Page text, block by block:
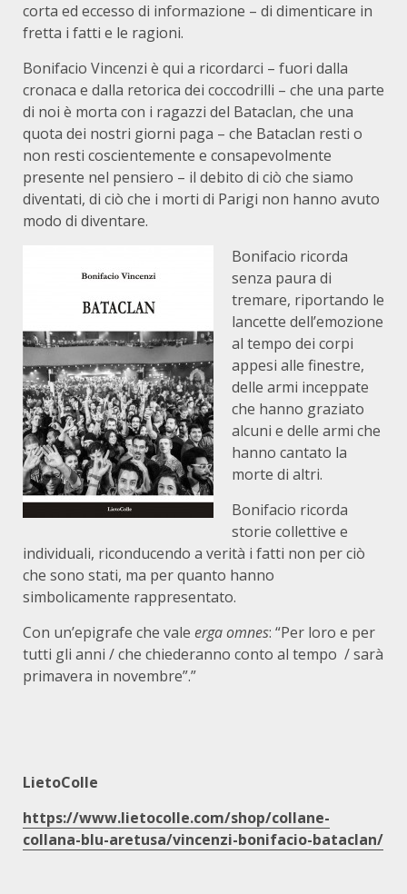
corta ed eccesso di informazione – di dimenticare in
fretta i fatti e le ragioni.
Bonifacio Vincenzi è qui a ricordarci – fuori dalla
cronaca e dalla retorica dei coccodrilli – che una parte
di noi è morta con i ragazzi del Bataclan, che una
quota dei nostri giorni paga – che Bataclan resti o
non resti coscientemente e consapevolmente
presente nel pensiero – il debito di ciò che siamo
diventati, di ciò che i morti di Parigi non hanno avuto
modo di diventare.
Bonifacio ricorda
senza paura di
tremare, riportando le
lancette dell’emozione
al tempo dei corpi
appesi alle finestre,
delle armi inceppate
che hanno graziato
alcuni e delle armi che
hanno cantato la
morte di altri.
Bonifacio ricorda
storie collettive e
individuali, riconducendo a verità i fatti non per ciò
che sono stati, ma per quanto hanno
simbolicamente rappresentato.
Con un’epigrafe che vale erga omnes: “Per loro e per
tutti gli anni / che chiederanno conto al tempo / sarà
primavera in novembre”.”
LietoColle
https://www.lietocolle.com/shop/collane-
collana-blu-aretusa/vincenzi-bonifacio-bataclan/